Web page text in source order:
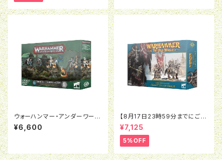
ウォーハンマー・アンダーワール
ド：スリエールの軽風隊
¥6,600
【8月17日23時59分までにご予
約で5％OFF】オールドワール
ド：ウォリアー・オヴ・ケイオス：チ
ャンピオン・オヴ・ケイオス
¥7,125
5%OFF